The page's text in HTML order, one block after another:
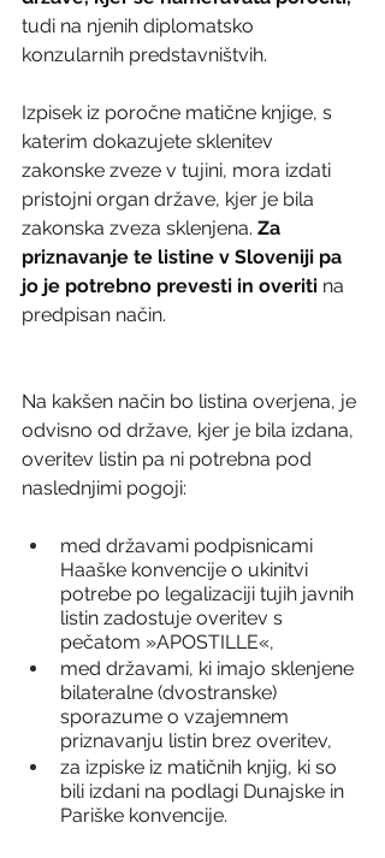
tudi na njenih diplomatsko
konzularnih predstavništvih.
Izpisek iz poročne matične knjige, s
katerim dokazujete sklenitev
zakonske zveze v tujini, mora izdati
pristojni organ države, kjer je bila
zakonska zveza sklenjena. Za
priznavanje te listine v Sloveniji pa
jo je potrebno prevesti in overiti na
predpisan način.
Na kakšen način bo listina overjena, je
odvisno od države, kjer je bila izdana,
overitev listin pa ni potrebna pod
naslednjimi pogoji:
med državami podpisnicami
Haaške konvencije o ukinitvi
potrebe po legalizaciji tujih javnih
listin zadostuje overitev s
pečatom »APOSTILLE«,
med državami, ki imajo sklenjene
bilateralne (dvostranske)
sporazume o vzajemnem
priznavanju listin brez overitev,
za izpiske iz matičnih knjig, ki so
bili izdani na podlagi Dunajske in
Pariške konvencije.